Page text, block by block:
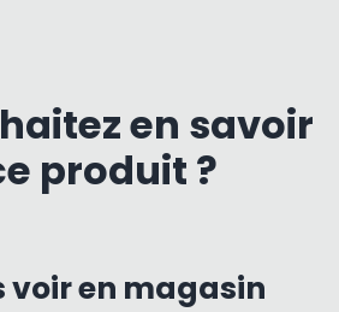
en savoir
produit ?
voir en magasin